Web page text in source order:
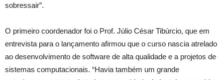
sobressair”.
O primeiro coordenador foi o Prof. Júlio César Tibúrcio, que em
entrevista para o lançamento afirmou que o curso nascia atrelado
ao desenvolvimento de software de alta qualidade e a projetos de
sistemas computacionais. “Havia também um grande